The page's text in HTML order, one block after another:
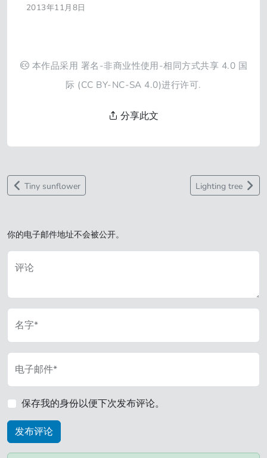
2013年11月8日
本作品采用 署名-非商业性使用-相同方式共享 4.0 国
际 (CC BY-NC-SA 4.0)进行许可.
分享此文
Tiny sunflower Lighting tree
你的电子邮件地址不会被公开。
评论
名字*
电子邮件*
保存我的身份以便下次发布评论。